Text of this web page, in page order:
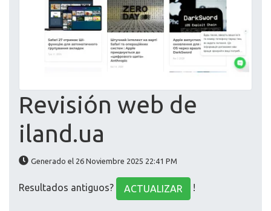
Revisión web de
iland.ua
Generado el 26 Noviembre 2025 22:41 PM
Resultados antiguos? ACTUALIZAR !